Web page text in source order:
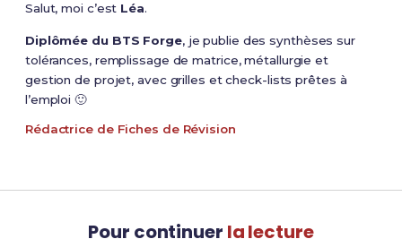
Salut, moi c’est Léa.
Diplômée du BTS Forge, je publie des synthèses sur
tolérances, remplissage de matrice, métallurgie et
gestion de projet, avec grilles et check-lists prêtes à
l’emploi 🙂
Rédactrice de Fiches de Révision
Pour continuer la lecture